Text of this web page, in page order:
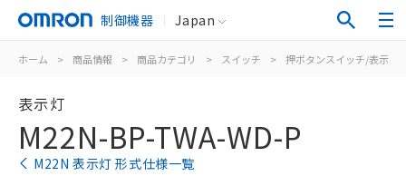
制御機器 Japan
ホーム > 商品情報 > 商品カテゴリ > スイッチ > 押ボタンスイッチ/表示灯
表示灯
M22N-BP-TWA-WD-P
M22N 表示灯 形式仕様一覧